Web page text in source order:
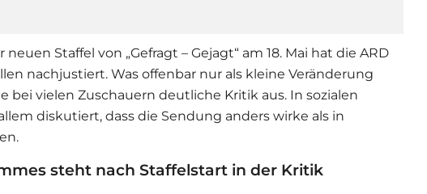
Staffel von „Gefragt – Gejagt“ am 18. Mai hat die ARD
nachjustiert. Was offenbar nur als kleine Veränderung
bei vielen Zuschauern deutliche Kritik aus. In sozialen
diskutiert, dass die Sendung anders wirke als in
steht nach Staffelstart in der Kritik